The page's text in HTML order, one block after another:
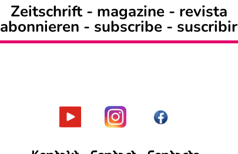
Zeitschrift - magazine - revista
abonnieren - subscribe - suscribir